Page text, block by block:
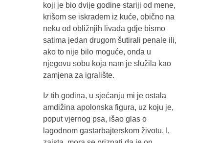
koji je bio dvije godine stariji od mene,
krišom se iskradem iz kuće, obično na
neku od obližnjih livada gdje bismo
satima jedan drugom šutirali penale ili,
ako to nije bilo moguće, onda u
njegovu sobu koja nam je služila kao
zamjena za igralište.
Iz tih godina, u sjećanju mi je ostala
amdižina apolonska figura, uz koju je,
poput vjernog psa, išao glas o
lagodnom gastarbajterskom životu. I,